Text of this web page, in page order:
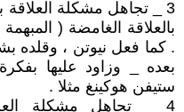
3 _ تجاهل مشكلة العلاقة
بالعلاقة الغامضة (
. كما فعل نيوتن ، وقلده
بعده _ وزاود عليها
ستيفن هوكينغ مثلا .
4 _ تجاهل مشكلة